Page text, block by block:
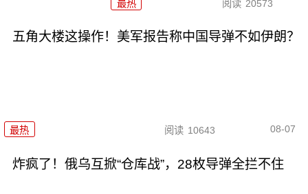
最热 阅读 20573
五角大楼这操作！美军报告称中国导弹不如伊朗？
最热 阅读 10643 08-07
炸疯了！俄乌互掀“仓库战”，28枚导弹全拦不住